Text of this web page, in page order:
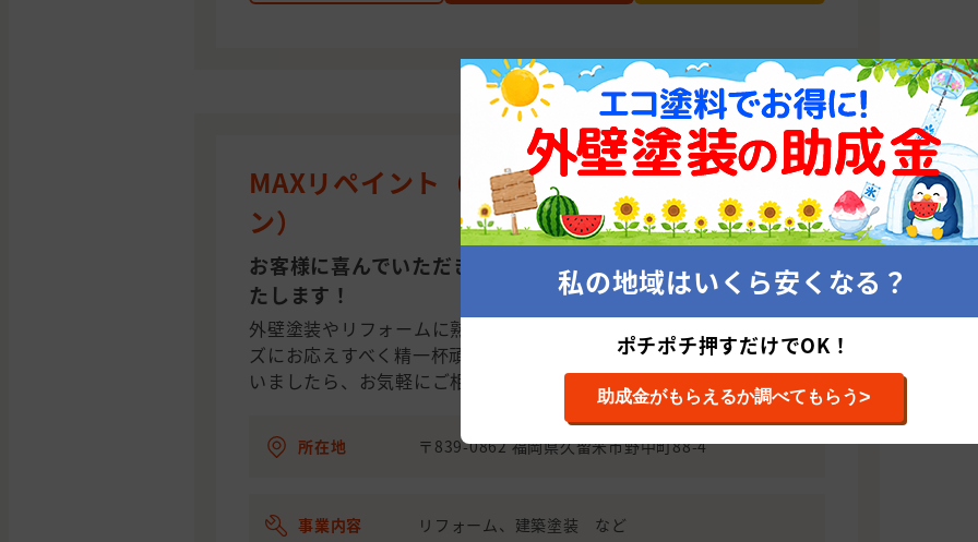
MAXリペイント（株式会社 クリエイトジャパ
ン）
お客様に喜んでいただき、本当に満足いただける工事を提供い
たします！
外壁塗装やリフォームに熟知した専門スタッフを構え、お客様のニー
ズにお応えすべく精一杯頑張らせていただきます。お困りごとがござ
いましたら、お気軽にご相談くださいませ。
所在地 〒839-0862 福岡県久留米市野中町88-4
事業内容 リフォーム、建築塗装 など
私の地域はいくら安くなる？
ポチポチ押すだけでOK！
助成金がもらえるか調べてもらう>